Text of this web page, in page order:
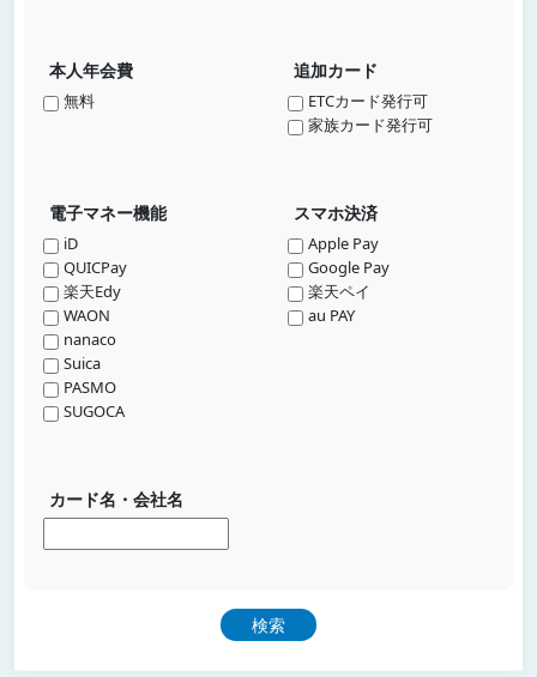
本人年会費
無料
追加カード
ETCカード発行可
家族カード発行可
電子マネー機能
iD
QUICPay
楽天Edy
WAON
nanaco
Suica
PASMO
SUGOCA
スマホ決済
Apple Pay
Google Pay
楽天ペイ
au PAY
カード名・会社名